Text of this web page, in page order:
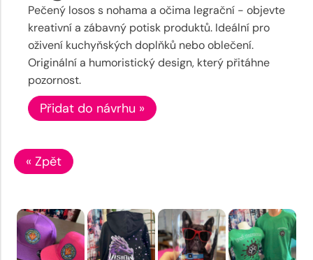
Pečený losos s nohama a očima legrační - objevte
kreativní a zábavný potisk produktů. Ideální pro
oživení kuchyňských doplňků nebo oblečení.
Originální a humoristický design, který přitáhne
pozornost.
Přidat do návrhu »
« Zpět